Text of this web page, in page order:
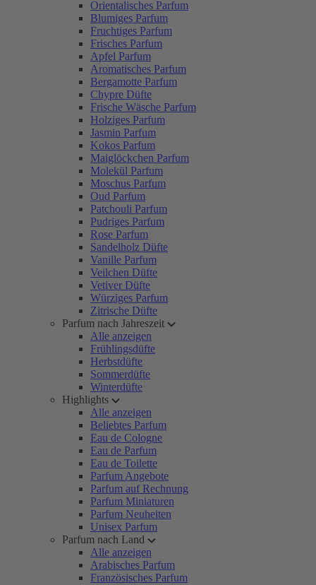
Orientalisches Parfum
Blumiges Parfum
Fruchtiges Parfum
Frisches Parfum
Apfel Parfum
Aromatisches Parfum
Bergamotte Parfum
Chypre Düfte
Frische Wäsche Parfum
Holziges Parfum
Jasmin Parfum
Kokos Parfum
Maiglöckchen Parfum
Molekül Parfum
Moschus Parfum
Oud Parfum
Patchouli Parfum
Pudriges Parfum
Rose Parfum
Sandelholz Düfte
Vanille Parfum
Veilchen Düfte
Vetiver Düfte
Würziges Parfum
Zitrische Düfte
Parfum nach Jahreszeit
Alle anzeigen
Frühlingsdüfte
Herbstdüfte
Sommerdüfte
Winterdüfte
Highlights
Alle anzeigen
Beliebtes Parfum
Eau de Cologne
Eau de Parfum
Eau de Toilette
Parfum Angebote
Parfum auf Rechnung
Parfum Miniaturen
Parfum Neuheiten
Unisex Parfum
Parfum nach Land
Alle anzeigen
Arabisches Parfum
Französisches Parfum